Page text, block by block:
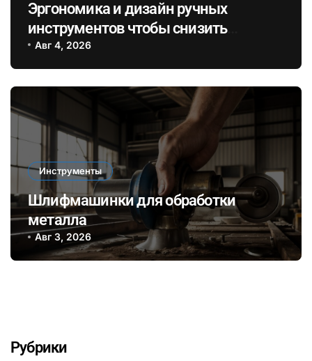
Эргономика и дизайн ручных
инструментов чтобы снизить
усталость и повысить
эффективность при длительных
ремонтах
Авг 4, 2026
Инструменты
Шлифмашинки для обработки
металла
Авг 3, 2026
Рубрики